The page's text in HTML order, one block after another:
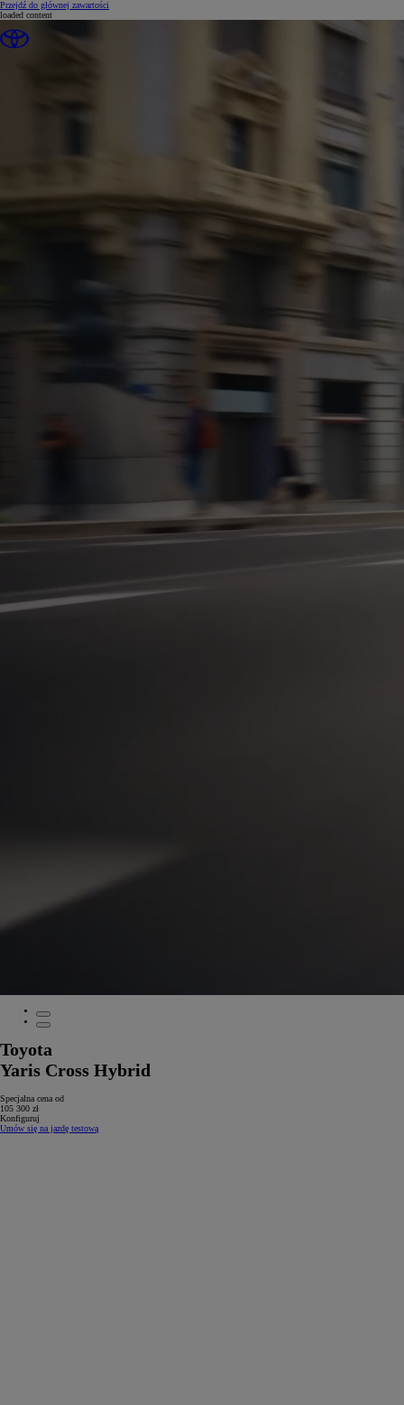
Przejdź do głównej zawartości
loaded content
Toyota
Yaris Cross Hybrid
Specjalna cena od
105 300 zł
Konfiguruj
Umów się na jazdę testową